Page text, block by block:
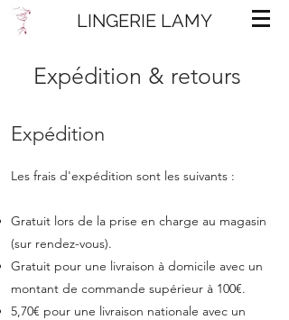
LINGERIE LAMY
Expédition & retours
Expédition
Les frais d'expédition sont les suivants :
Gratuit lors de la prise en charge au magasin
(sur rendez-vous).
Gratuit pour une livraison à domicile avec un
montant de commande supérieur à 100€.
5,70€ pour une livraison nationale avec un